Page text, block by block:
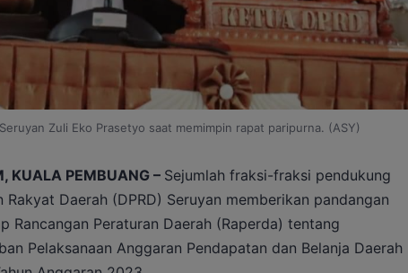
Seruyan Zuli Eko Prasetyo saat memimpin rapat paripurna. (ASY)
KUALA PEMBUANG – Sejumlah fraksi-fraksi pendukung
Rakyat Daerah (DPRD) Seruyan memberikan pandangan
Rancangan Peraturan Daerah (Raperda) tentang
Pelaksanaan Anggaran Pendapatan dan Belanja Daerah